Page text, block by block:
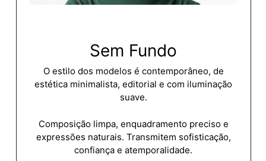
Sem Fundo
O estilo dos modelos é contemporâneo, de
estética minimalista, editorial e com iluminação
suave.
Composição limpa, enquadramento preciso e
expressões naturais. Transmitem sofisticação,
confiança e atemporalidade.